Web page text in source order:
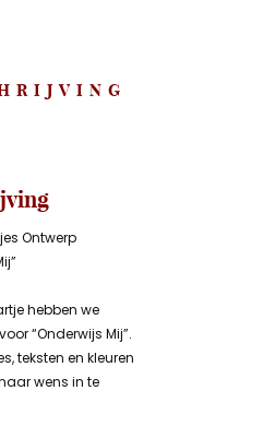
Ontwerp
hebben we
“Onderwijs Mij”.
teksten en kleuren
wens in te